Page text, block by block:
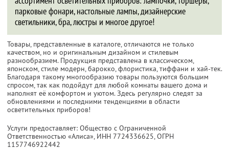
парковые фонари, настольные лампы, дизайнерские
светильники, бра, люстры и многое другое!
Товары, представленные в каталоге, отличаются не только
качеством, но и оригинальным дизайном и стилевым
разнообразием. Продукция представлена в классическом,
японском, стиле модерн, барокко, флористика, тиффани и хай-тек.
Благодаря такому многообразию товары пользуются большим
спросом, так как подойдут для любой комнаты вашего дома и
наполнят её комфортом и уютом. Здесь регулярно следят за
обновлениями и последними тенденциями в области
осветительных приборов!
Услуги предоставляет: Общество с Ограниченной
Ответственностью «Алиса», ИНН 7724336625, ОГРН
1157746922442